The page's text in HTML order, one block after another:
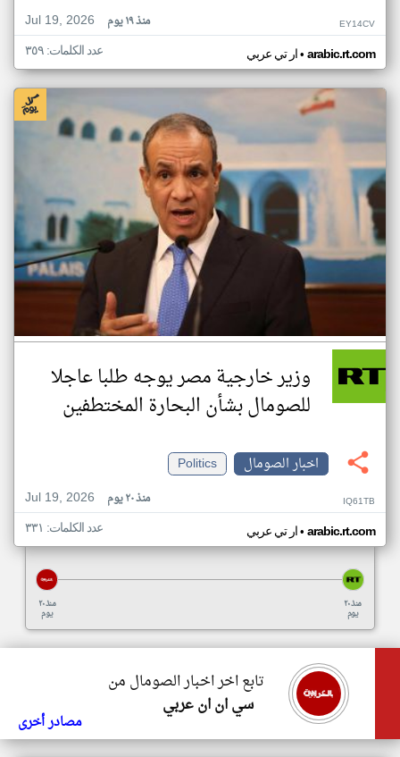
Jul 19, 2026
منذ ١٩ يوم EY14CV
ار تي عربي• arabic.rt.com عدد الكلمات: ٣٥٩
وزير خارجية مصر يوجه طلبا عاجلا
للصومال بشأن البحارة المختطفين
اخبار الصومال
Politics
Jul 19, 2026
منذ ٢٠ يوم IQ61TB
ار تي عربي• arabic.rt.com عدد الكلمات: ٣٣١
منذ ٢٠
يوم
منذ ٢٠
يوم
تابع اخر اخبار الصومال من
سي ان ان عربي
مصادر أخرى